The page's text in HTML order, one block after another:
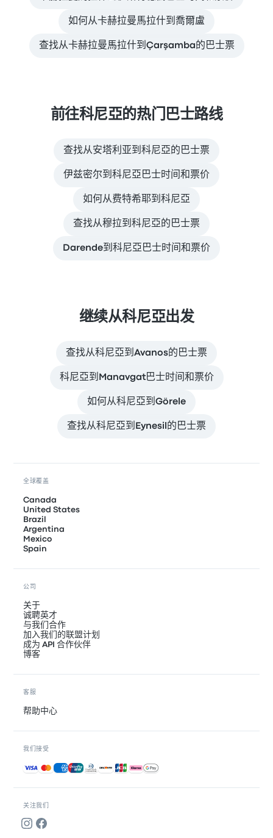
如何从卡赫拉曼馬拉什到喬爾盧
查找从卡赫拉曼馬拉什到Çarşamba的巴士票
前往科尼亞的热门巴士路线
查找从安塔利亚到科尼亞的巴士票
伊兹密尔到科尼亞巴士时间和票价
如何从费特希耶到科尼亞
查找从穆拉到科尼亞的巴士票
Darende到科尼亞巴士时间和票价
继续从科尼亞出发
查找从科尼亞到Avanos的巴士票
科尼亞到Manavgat巴士时间和票价
如何从科尼亞到Görele
查找从科尼亞到Eynesil的巴士票
关注我们
全球覆盖
Canada
United States
Brazil
Argentina
Mexico
Spain
公司
关于
诚聘英才
与我们合作
加入我们的联盟计划
成为 API 合作伙伴
博客
客服
帮助中心
我们接受
接受的付款方式